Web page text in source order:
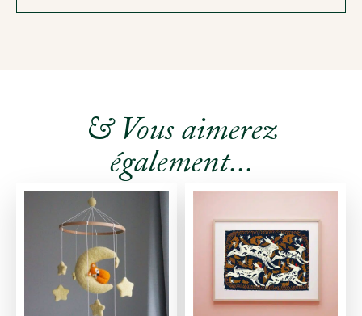
& Vous aimerez
également...